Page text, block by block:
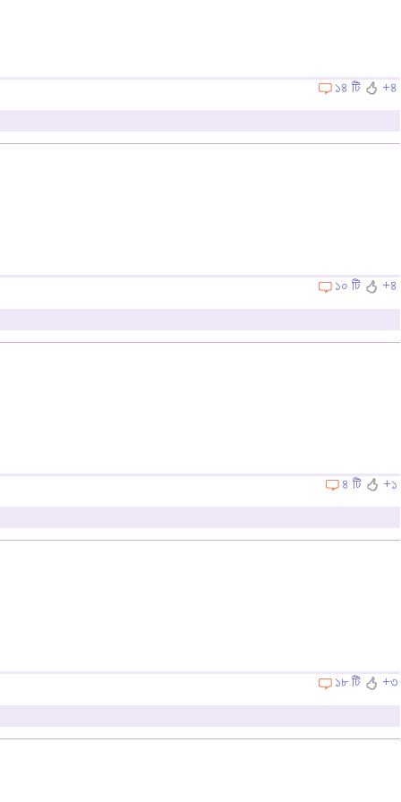
১৪ টি +৪
১০ টি +৪
৪ টি +১
১৮ টি +৩